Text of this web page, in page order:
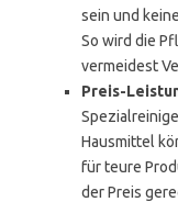
sein und
So wird die
vermeidest
Preis-
Hausmittel
für teure
der Preis